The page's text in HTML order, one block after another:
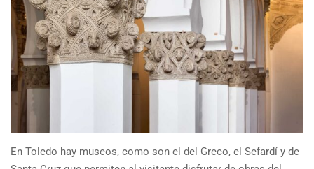
En Toledo hay museos, como son el del Greco, el Sefardí y de